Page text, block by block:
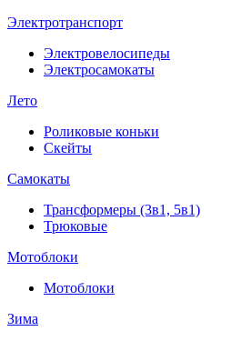
Электротранспорт
Электровелосипеды
Электросамокаты
Лето
Роликовые коньки
Скейты
Самокаты
Трансформеры (3в1, 5в1)
Трюковые
Мотоблоки
Мотоблоки
Зима